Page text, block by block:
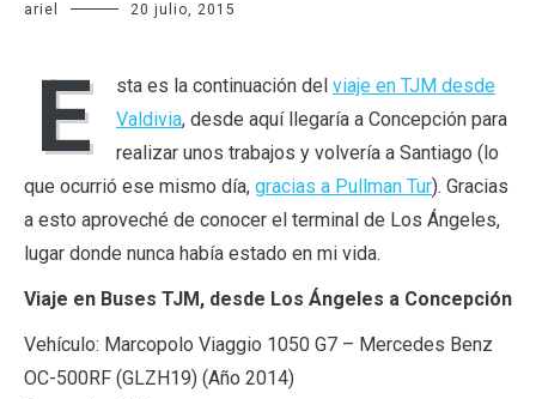
ariel 20 julio, 2015
E sta es la continuación del viaje en TJM desde
Valdivia, desde aquí llegaría a Concepción para
realizar unos trabajos y volvería a Santiago (lo
que ocurrió ese mismo día, gracias a Pullman Tur). Gracias
a esto aproveché de conocer el terminal de Los Ángeles,
lugar donde nunca había estado en mi vida.
Viaje en Buses TJM, desde Los Ángeles a Concepción
Vehículo: Marcopolo Viaggio 1050 G7 – Mercedes Benz
OC-500RF (GLZH19) (Año 2014)